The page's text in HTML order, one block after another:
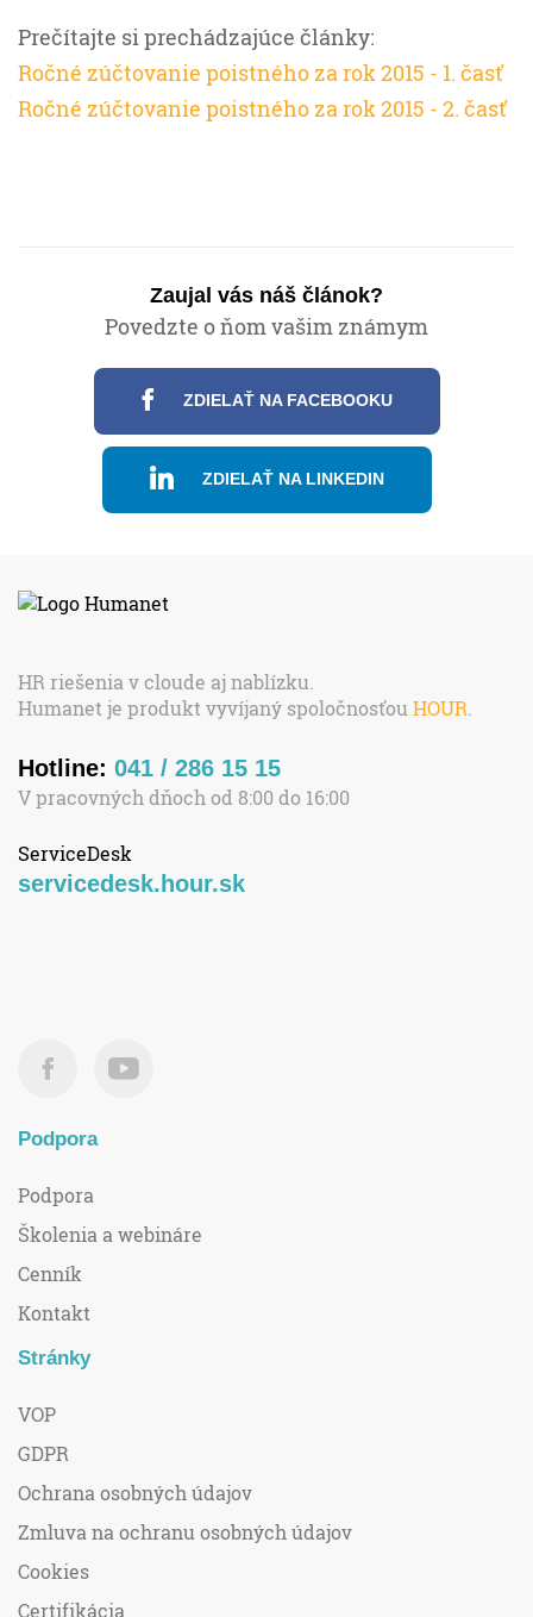
Prečítajte si prechádzajúce články:
Ročné zúčtovanie poistného za rok 2015 - 1. časť
Ročné zúčtovanie poistného za rok 2015 - 2. časť
Zaujal vás náš článok?
Povedzte o ňom vašim známym
ZDIELAŤ NA FACEBOOKU
ZDIELAŤ NA LINKEDIN
HR riešenia v cloude aj nablízku.
Humanet je produkt vyvíjaný spoločnosťou HOUR
Hotline: 041 / 286 15 15
V pracovných dňoch od 8:00 do 16:00
ServiceDesk
servicedesk.hour.sk
Podpora
Podpora
Školenia a webináre
Cenník
Kontakt
Stránky
VOP
GDPR
Ochrana osobných údajov
Zmluva na ochranu osobných údajov
Cookies
Certifikácia